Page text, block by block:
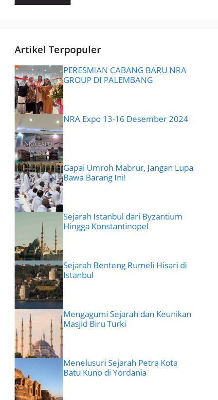
Artikel Terpopuler
PERESMIAN CABANG BARU NRA
GROUP DI PALEMBANG
NRA Expo 13-16 Desember 2024
Gapai Umroh Mabrur, Jangan Lupa
Bawa Barang Ini!
Sejarah Istanbul dari Byzantium
Hingga Konstantinopel
Sejarah Benteng Rumeli Hisari di
Istanbul
Mengagumi Sejarah dan Keunikan
Masjid Biru Turki
Menelusuri Sejarah Petra Kota
Batu Kuno di Yordania